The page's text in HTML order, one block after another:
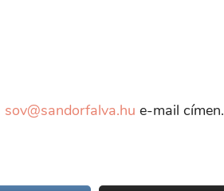
sov@sandorfalva.hu e-mail címen.